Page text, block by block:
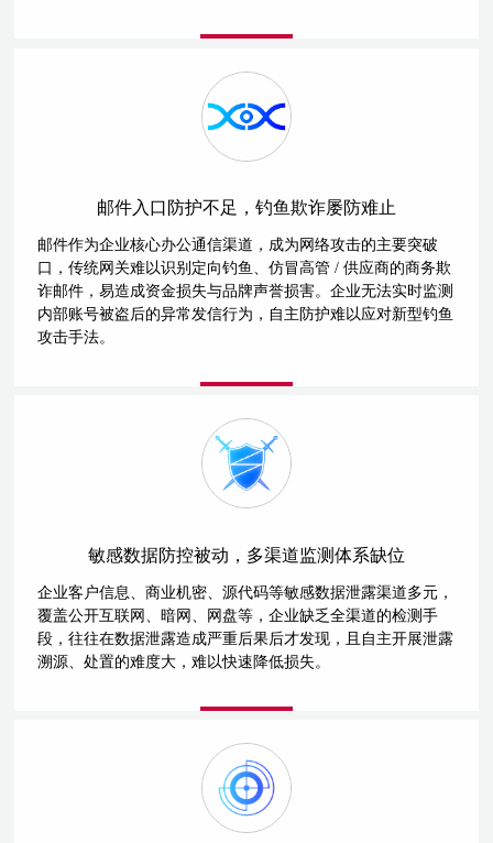
邮件入口防护不足，钓鱼欺诈屡防难止
邮件作为企业核心办公通信渠道，成为网络攻击的主要突破
口，传统网关难以识别定向钓鱼、仿冒高管 / 供应商的商务欺
诈邮件，易造成资金损失与品牌声誉损害。企业无法实时监测
内部账号被盗后的异常发信行为，自主防护难以应对新型钓鱼
攻击手法。
敏感数据防控被动，多渠道监测体系缺位
企业客户信息、商业机密、源代码等敏感数据泄露渠道多元，
覆盖公开互联网、暗网、网盘等，企业缺乏全渠道的检测手
段，往往在数据泄露造成严重后果后才发现，且自主开展泄露
溯源、处置的难度大，难以快速降低损失。